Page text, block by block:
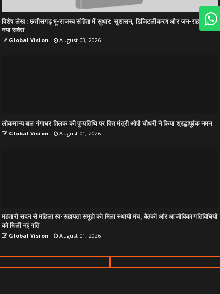
विशेष लेख : छत्तीसगढ़ भू-राजस्व संहिता में सुधार: सुशासन, डिजिटलीकरण और जन-राहत का
नया सवेरा
Global Vision August 03, 2026
लोकमान्य बाल गंगाधर तिलक की पुण्यतिथि पर वित्त मंत्री ओपी चौधरी ने किया श्रद्धापूर्वक नमन
Global Vision August 01, 2026
महतारी सदन से महिला स्व-सहायता समूहों को मिला स्थायी मंच, बैठकों और आजीविका गतिविधियों
को मिली नई गति
Global Vision August 01, 2026